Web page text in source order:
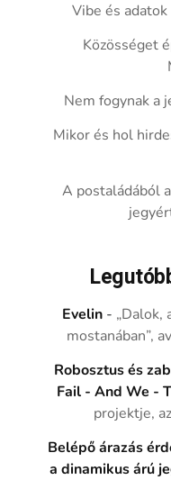
Vibe és
Közösséget
Nem fogynak a
Mikor és hol
A postaládából
Evelin - „Dalok,
mostanában”,
Robosztus és
Fail - And We -
projektje,
Belépő árazás
a dinamikus árú